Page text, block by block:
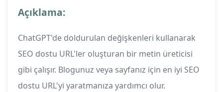
Açıklama:
ChatGPT'de doldurulan değişkenleri kullanarak
SEO dostu URL'ler oluşturan bir metin üreticisi
gibi çalışır. Blogunuz veya sayfanız için en iyi SEO
dostu URL'yi yaratmanıza yardımcı olur.